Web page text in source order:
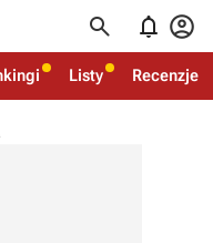
  
Listy Recenzje